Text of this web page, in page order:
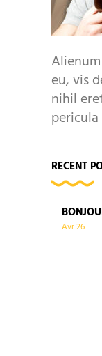
eu, vis
nihil
pericula
RECENT
Avr26